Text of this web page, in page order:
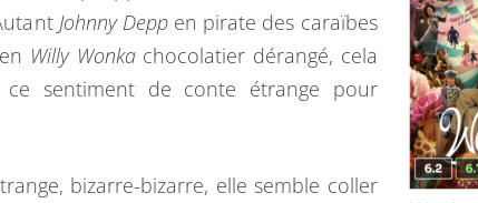
Johnny Deppen pirate des caraïbes
Willy Wonkachocolatier dérangé, cela
sentiment de conte étrange pour
bizarre-bizarre, elle semble coller